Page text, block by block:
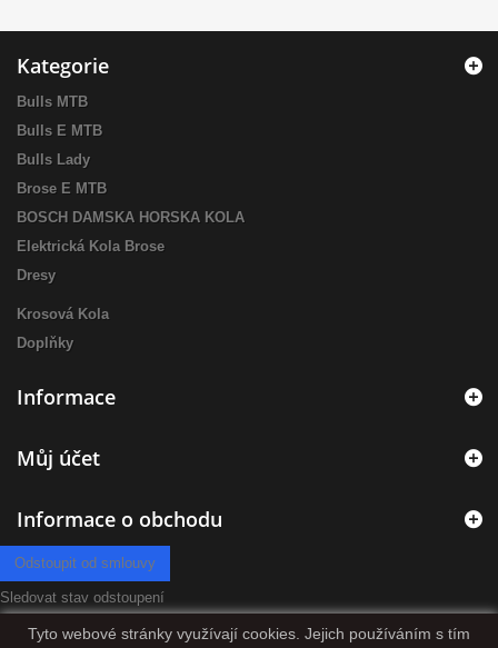
Kategorie
Bulls MTB
Bulls E MTB
Bulls Lady
Brose E MTB
BOSCH DAMSKA HORSKA KOLA
Elektrická Kola Brose
Dresy
Krosová Kola
Doplňky
Informace
Můj účet
Tyto webové stránky využívají cookies. Jejich používáním s tím
Informace o obchodu
Odstoupit od smlouvy
Sledovat stav odstoupení